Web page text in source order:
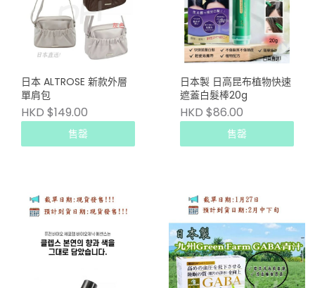
日本 ALTROSE 新款外層
單肩包
HKD $149.00
售罄
日本製 日高昆布植物快速
遮蓋白髮棒20g
HKD $86.00
售罄